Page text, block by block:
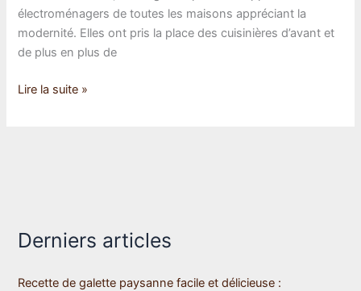
électroménagers de toutes les maisons appréciant la
modernité. Elles ont pris la place des cuisinières d’avant et
de plus en plus de
Tout
Lire la suite »
Derniers articles
Recette de galette paysanne facile et délicieuse :